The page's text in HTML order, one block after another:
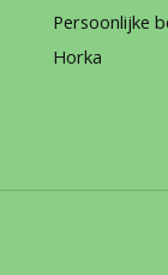
Persoonlijke
Horka